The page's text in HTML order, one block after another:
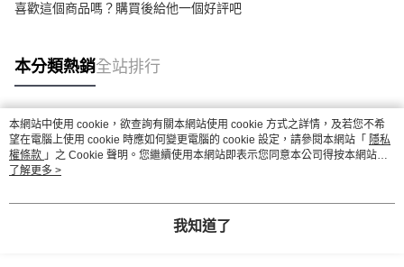
喜歡這個商品嗎？購買後給他一個好評吧
本分類熱銷全站排行
熱門標籤
本網站中使用 cookie，欲查詢有關本網站使用 cookie 方式之詳情，及若您不希
望在電腦上使用 cookie 時應如何變更電腦的 cookie 設定，請參閱本網站「 隱私
權條款 」之 Cookie 聲明。您繼續使用本網站即表示您同意本公司得按本網站使
用條款之 Cookie 聲明使用 cookie。
了解更多 >
我知道了